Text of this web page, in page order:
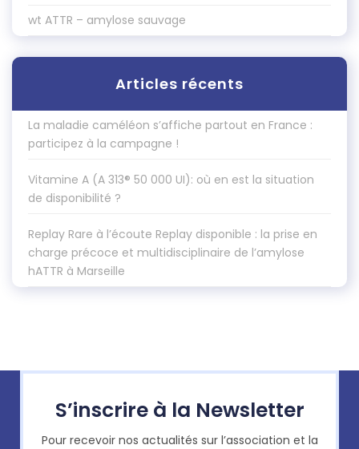
wt ATTR – amylose sauvage
Articles récents
La maladie caméléon s’affiche partout en France :
participez à la campagne !
Vitamine A (A 313® 50 000 UI): où en est la situation
de disponibilité ?
Replay Rare à l’écoute Replay disponible : la prise en
charge précoce et multidisciplinaire de l’amylose
hATTR à Marseille
S’inscrire à la Newsletter
Pour recevoir nos actualités sur l’association et la